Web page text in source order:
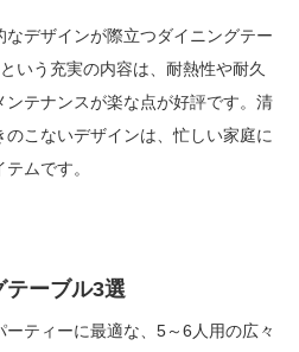
デザインが際立つダイニングテー
いう充実の内容は、耐熱性や耐久
テナンスが楽な点が好評です。清
こないデザインは、忙しい家庭に
ムです。
テーブル3選
ティーに最適な、5～6人用の広々